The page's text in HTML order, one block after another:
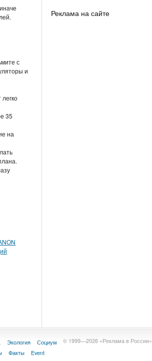
Реклама на сайте
с
и
35
на
© 1999—2026 «Реклама в России»
Экология
Социум
Факты
Event